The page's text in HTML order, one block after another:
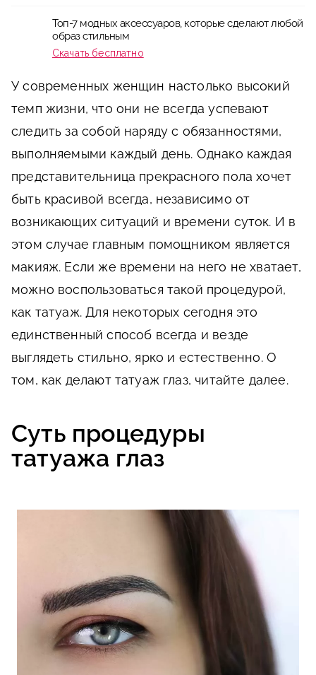
Топ-7 модных аксессуаров, которые сделают любой
образ стильным
Скачать бесплатно
У современных женщин настолько высокий
темп жизни, что они не всегда успевают
следить за собой наряду с обязанностями,
выполняемыми каждый день. Однако каждая
представительница прекрасного пола хочет
быть красивой всегда, независимо от
возникающих ситуаций и времени суток. И в
этом случае главным помощником является
макияж. Если же времени на него не хватает,
можно воспользоваться такой процедурой,
как татуаж. Для некоторых сегодня это
единственный способ всегда и везде
выглядеть стильно, ярко и естественно. О
том, как делают татуаж глаз, читайте далее.
Суть процедуры
татуажа глаз